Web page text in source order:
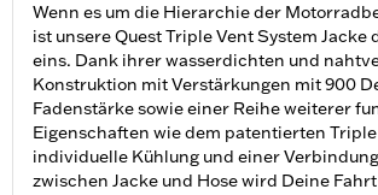
Wenn es um die Hierarchie der
ist unsere Quest Triple Vent System Jacke
eins. Dank ihrer wasserdichten und
Konstruktion mit Verstärkungen mit 900
Fadenstärke sowie einer Reihe weiterer
Eigenschaften wie dem patentierten
individuelle Kühlung und einer
zwischen Jacke und Hose wird Deine